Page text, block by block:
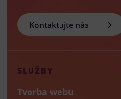
Kontaktujte nás
SLUŽBY
Tvorba webu